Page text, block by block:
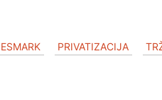
ESMARK PRIVATIZACIJA